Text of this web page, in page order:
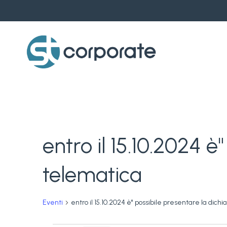
to
content
entro il 15.10.2024
telematica
Eventi entro il 15.10.2024 è" possibile presentare la